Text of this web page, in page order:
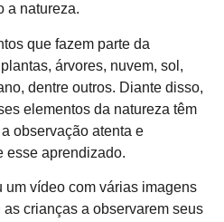
a natureza.
que fazem parte da
árvores, nuvem, sol,
dentre outros. Diante disso,
elementos da natureza têm
observação atenta e
esse aprendizado.
um vídeo com várias imagens
crianças a observarem seus